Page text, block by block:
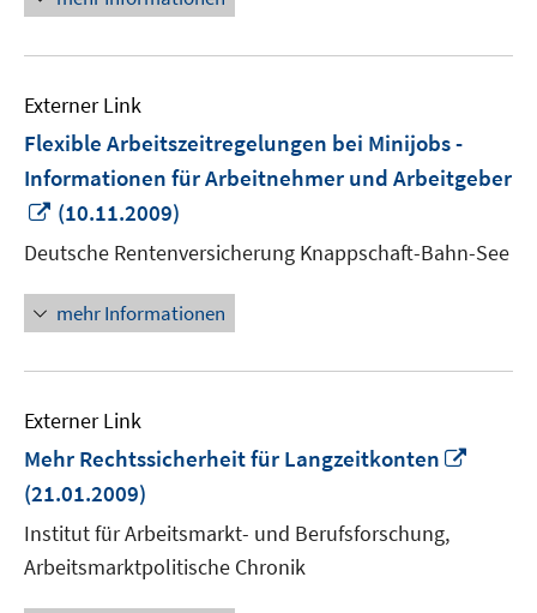
Externer Link
Flexible Arbeitszeitregelungen bei Minijobs -
Informationen für Arbeitnehmer und Arbeitgeber
In
neuem
Fenster
öffnen
(10.11.2009)
Deutsche Rentenversicherung Knappschaft-Bahn-See
mehr Informationen
Externer Link
Mehr Rechtssicherheit für Langzeitkonten
(21.01.2009)
Institut für Arbeitsmarkt- und Berufsforschung,
Arbeitsmarktpolitische Chronik